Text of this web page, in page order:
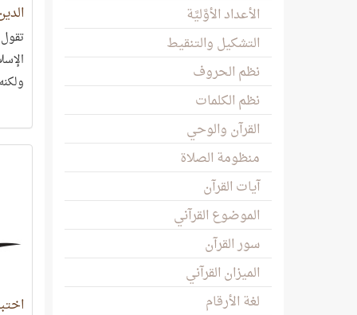
الأعداد الأوَّليَّة
التشكيل والتنقيط
نظم الحروف
نظم الكلمات
القرآن والوحي
منظومة الصلاة
آيات القرآن
الموضوع القرآني
سور القرآن
الميزان القرآني
لغة الأرقام